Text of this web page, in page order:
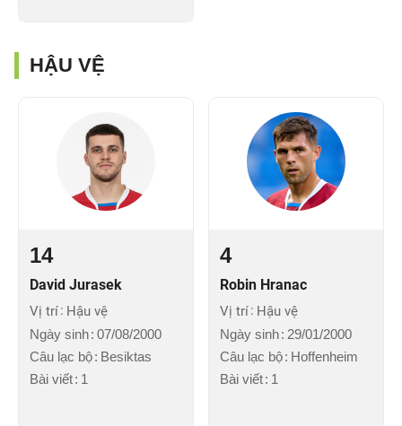
HẬU VỆ
14
David Jurasek
Vị trí Hậu vệ
Ngày sinh 07/08/2000
Câu lạc bộ Besiktas
Bài viết 1
4
Robin Hranac
Vị trí Hậu vệ
Ngày sinh 29/01/2000
Câu lạc bộ Hoffenheim
Bài viết 1